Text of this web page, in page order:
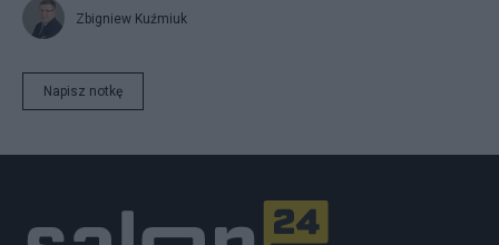
Zbigniew Kuźmiuk
Napisz notkę